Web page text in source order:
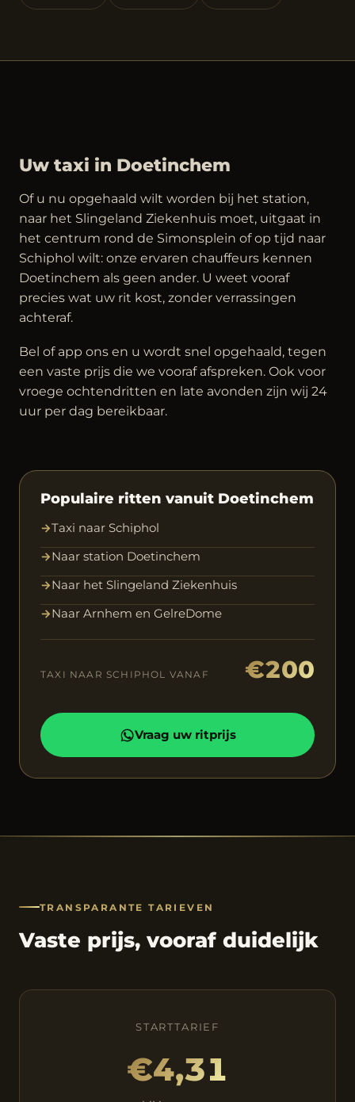
Uw taxi in Doetinchem
Of u nu opgehaald wilt worden bij het station,
naar het Slingeland Ziekenhuis moet, uitgaat in
het centrum rond de Simonsplein of op tijd naar
Schiphol wilt: onze ervaren chauffeurs kennen
Doetinchem als geen ander. U weet vooraf
precies wat uw rit kost, zonder verrassingen
achteraf.
Bel of app ons en u wordt snel opgehaald, tegen
een vaste prijs die we vooraf afspreken. Ook voor
vroege ochtendritten en late avonden zijn wij 24
uur per dag bereikbaar.
Populaire ritten vanuit Doetinchem
→Taxi naar Schiphol
→Naar station Doetinchem
→Naar het Slingeland Ziekenhuis
→Naar Arnhem en GelreDome
TAXI NAAR SCHIPHOL VANAF €200
Vraag uw ritprijs
TRANSPARANTE TARIEVEN
Vaste prijs, vooraf duidelijk
STARTTARIEF
€4,31